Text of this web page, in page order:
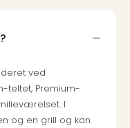
ved
teltet, Premium-
I
og en grill og kan